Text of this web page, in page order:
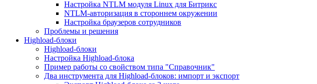
Настройка NTLM модуля Linux для Битрикс
NTLM-авторизация в стороннем окружении
Настройка браузеров сотрудников
Проблемы и решения
Highload-блоки
Highload-блоки
Настройка Highload-блока
Пример работы со свойством типа "Справочник"
Два инструмента для Highload-блоков: импорт и экспорт